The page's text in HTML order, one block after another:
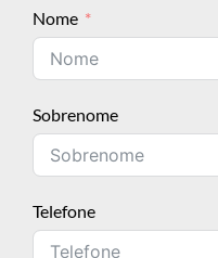
Nome
Sobrenome
Telefone